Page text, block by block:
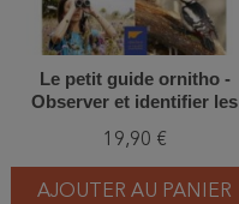
Le petit guide ornitho -
Observer et identifier les
19,90 €
AJOUTER AU PANIER